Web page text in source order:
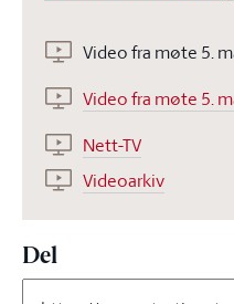
Video fra møte 5.
Video fra møte 5.
Nett-TV
Videoarkiv
Del